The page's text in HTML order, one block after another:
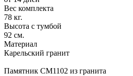
Вес комплекта
78 кг.
Высота с тумбой
92 см.
Материал
Карельский гранит
Памятник CM1102 из гранита